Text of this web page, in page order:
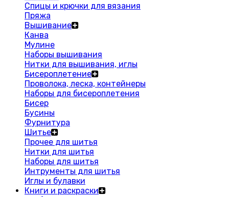
Спицы и крючки для вязания
Пряжа
Вышивание
Канва
Мулине
Наборы вышивания
Нитки для вышивания, иглы
Бисероплетение
Проволока, леска, контейнеры
Наборы для бисероплетения
Бисер
Бусины
Фурнитура
Шитье
Прочее для шитья
Нитки для шитья
Наборы для шитья
Интрументы для шитья
Иглы и булавки
Книги и раскраски